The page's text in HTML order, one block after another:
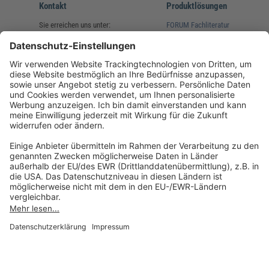
Kontakt
Sie erreichen uns unter:
(08233) 38 11 23
service@forum-verlag.com
Mo-Do 07:30 - 17:00 Uhr
Fr 07:30 - 15:00 Uhr
Produktlösungen
FORUM Fachliteratur
Folgen Sie uns
Impressum
Datenschutz